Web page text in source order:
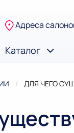
Адреса
Каталог
ТЕКУЩАЯ:
ДЛЯ ЧЕГО